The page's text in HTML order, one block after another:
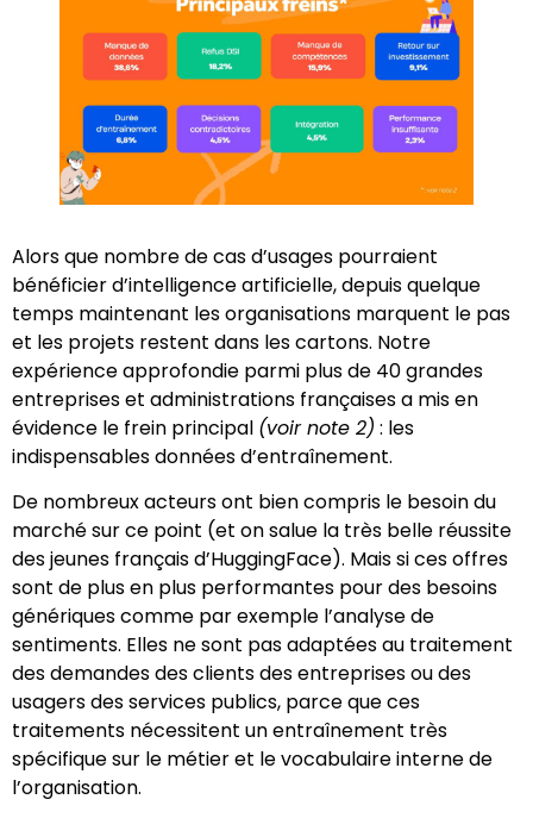
Alors que nombre de cas d’usages pourraient
bénéficier d’intelligence artificielle, depuis quelque
temps maintenant les organisations marquent le pas
et les projets restent dans les cartons. Notre
expérience approfondie parmi plus de 40 grandes
entreprises et administrations françaises a mis en
évidence le frein principal (voir note 2) : les
indispensables données d’entraînement.
De nombreux acteurs ont bien compris le besoin du
marché sur ce point (et on salue la très belle réussite
des jeunes français d’HuggingFace). Mais si ces offres
sont de plus en plus performantes pour des besoins
génériques comme par exemple l’analyse de
sentiments. Elles ne sont pas adaptées au traitement
des demandes des clients des entreprises ou des
usagers des services publics, parce que ces
traitements nécessitent un entraînement très
spécifique sur le métier et le vocabulaire interne de
l’organisation.